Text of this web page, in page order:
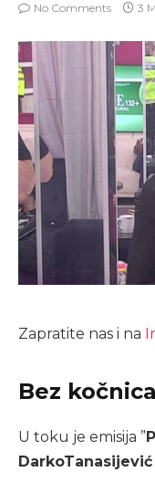
No Comments
3
Zapratite nas i na
Bez
U toku je emisija ”
DarkoTanasijević